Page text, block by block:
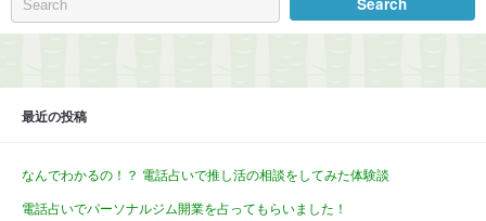
最近の投稿
なんでわかるの！？ 電話占いで推し活の相談をしてみた体験談
電話占いでパーソナルジム開業を占ってもらいました！